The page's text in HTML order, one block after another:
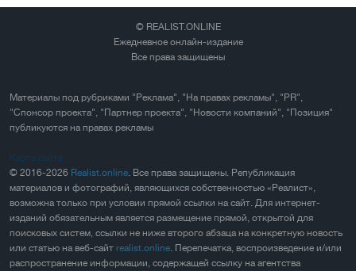
© REALIST.ONLINE
Ежедневное онлайн-издание
Все права защищены
Материалы под рубриками "Реклама", "На правах рекламы", "PR",
"Спонсор проекта", "Партнер проекта", "Новости компаний", "Позиция"
публикуются на правах рекламы
Карта сайта
© 2016-2026 Realist.online . Все права защищены. Републикация
материалов и фотографий, являющихся собственностью «Реалист»,
возможна только при условии прямой ссылки на сайт. Для интернет-
изданий обязательным является размещение прямой, открытой для
поисковых систем, ссылки не ниже второго абзаца на конкретную новость
или статью на веб-сайт realist.online . Перепечатка, воспроизведение и/или
распространение информации, содержащей ссылку на агентства